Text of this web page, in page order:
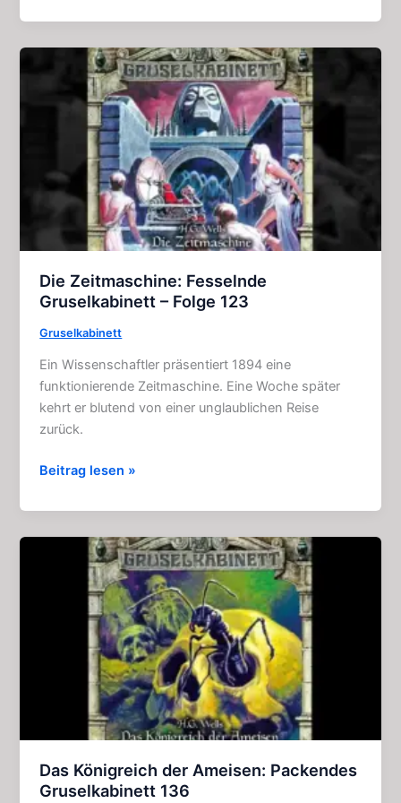
Gruselkabinett
–
Die Zeitmaschine: Fesselnde
Gruselkabinett – Folge 123
Gruselkabinett
Ein Wissenschaftler präsentiert 1894 eine
funktionierende Zeitmaschine. Eine Woche später
kehrt er blutend von einer unglaublichen Reise
zurück.
Die
Fesselnde
Gruselkabinett
Beitrag lesen »
Das Königreich der Ameisen: Packendes
Gruselkabinett 136